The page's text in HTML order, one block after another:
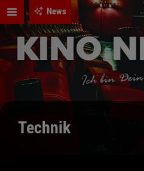
News
Technik